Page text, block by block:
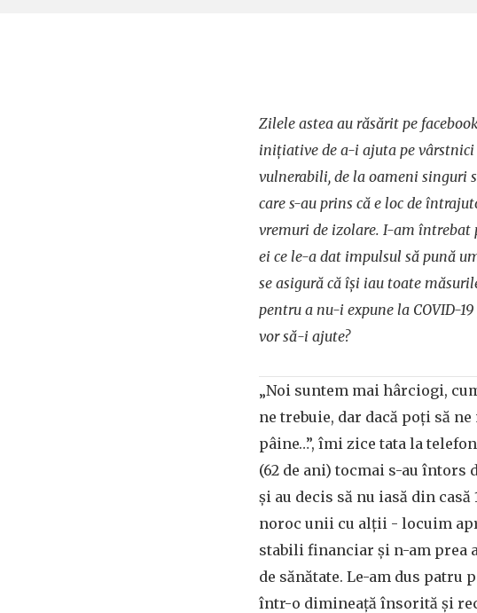
Zilele astea au răsărit pe
inițiative de a-i ajuta pe
vulnerabili, de la oameni singuri
care s-au prins că e loc de
vremuri de izolare. I-am întrebat
ei ce le-a dat impulsul să pună
se asigură că își iau toate
pentru a nu-i expune la COVID-19
vor să-i ajute?
„Noi suntem mai hârciogi,
ne trebuie, dar dacă poți să
pâine…”, îmi zice tata la
(62 de ani) tocmai s-au întors
și au decis să nu iasă din casă
noroc unii cu alții - locuim
stabili financiar și n-am prea
de sănătate. Le-am dus patru
într-o dimineață însorită și